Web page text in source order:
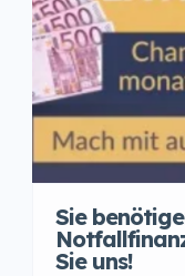
Sie
Sie uns!